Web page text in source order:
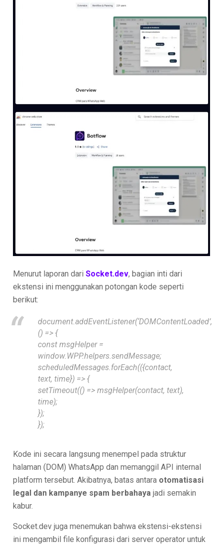
Menurut laporan dariSocket.dev, bagian inti dari
ekstensi ini menggunakan potongan kode seperti
berikut:
document.addEventListener(‘DOMContentLoaded’,
() => {
const msgHelper =
window.WPP.helpers.sendMessage;
scheduledMessages.forEach(({contact,
text, time}) => {
setTimeout(() => msgHelper(contact, text),
time);
});
});
Kode ini secara langsung menempel pada struktur
halaman (DOM) WhatsApp dan memanggil API internal
platform tersebut. Akibatnya, batas antara otomatisasi
legal dan kampanye spam berbahaya jadi semakin
kabur.
Socket.dev juga menemukan bahwa ekstensi-ekstensi
ini mengambil file konfigurasi dari server operator untuk